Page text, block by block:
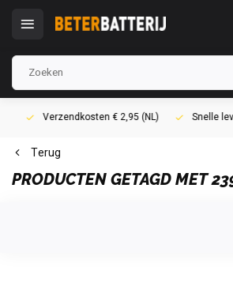
Verzendkosten € 2,95 (NL) Snelle
Terug
PRODUCTEN GETAGD MET